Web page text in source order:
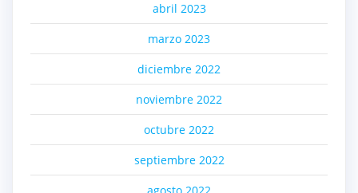
abril 2023
marzo 2023
diciembre 2022
noviembre 2022
octubre 2022
septiembre 2022
agosto 2022